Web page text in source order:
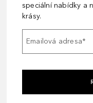
speciální nabídky a
krásy.
Emailová adresa*